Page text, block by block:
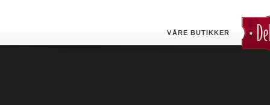
VÅRE BUTIKKER